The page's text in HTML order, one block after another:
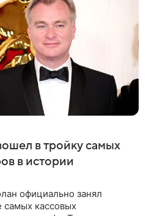
в тройку самых
в истории
официально занял
самых кассовых